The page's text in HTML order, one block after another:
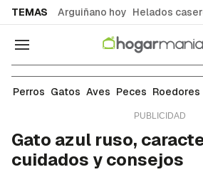
TEMAS Arguiñano hoy Helados
Navegación
Razas
Perros Gatos Aves Peces Roedores
Gato azul ruso,
cuidados y consejos